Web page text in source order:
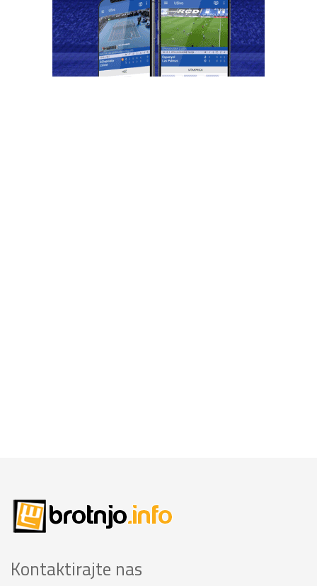
Kontaktirajte nas